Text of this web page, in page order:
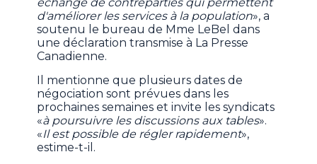
d'améliorer les services à la population», a
soutenu le bureau de Mme LeBel dans
une déclaration transmise à La Presse
Canadienne.
Il mentionne que plusieurs dates de
négociation sont prévues dans les
prochaines semaines et invite les syndicats
«à poursuivre les discussions aux tables».
«Il est possible de régler rapidement»,
estime-t-il.